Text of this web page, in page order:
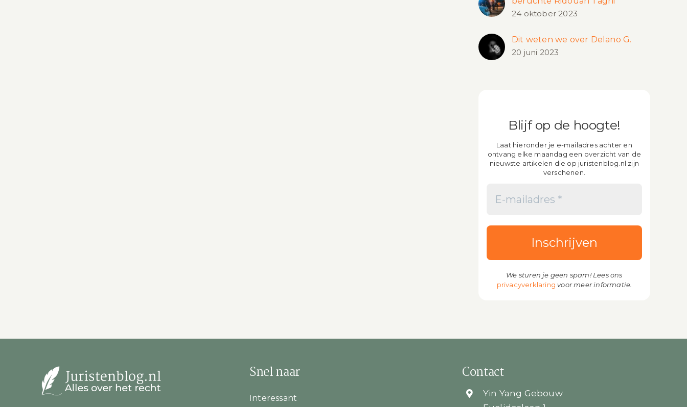
24 oktober 2023
Dit weten we over Delano G.
20 juni 2023
Blijf op de hoogte!
Laat hieronder je e-mailadres achter en
ontvang elke maandag een overzicht van de
nieuwste artikelen die op juristenblog.nl zijn
verschenen.
We sturen je geen spam! Lees ons
privacyverklaring voor meer informatie.
Snel naar
Interessant
Contact
Yin Yang Gebouw